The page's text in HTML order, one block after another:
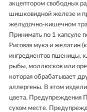
акцептором свободных
шишковидной железе и
желудочно-кишечном
Принимать по 1 капсуле
Рисовая мука и желатин
ингредиентов пшеницы,
рыбы, моллюсков или
которая обрабатывает
аллергены. В этом
цвета. Предупреждения
сухом месте.